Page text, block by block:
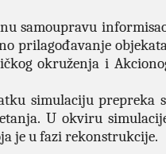
samoupravu
prilagođavanje
okruženja i
simulaciju prepreka
U okviru
je u fazi rekonstrukcije.